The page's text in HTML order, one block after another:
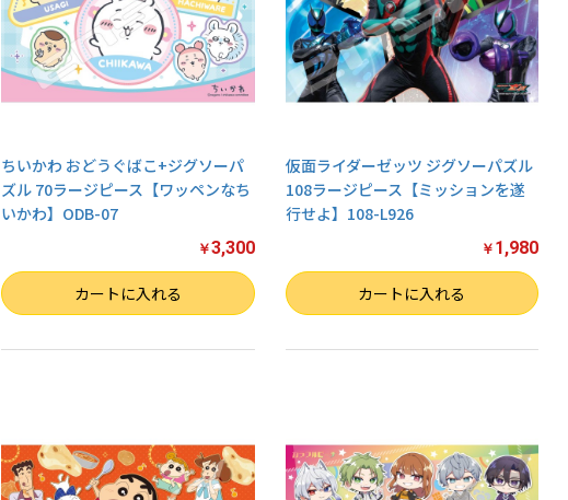
ちいかわ おどうぐばこ+ジグソーパ
ズル 70ラージピース【ワッペンなち
いかわ】ODB-07
￥3,300
数量 カートに入れる
仮面ライダーゼッツ ジグソーパズル
108ラージピース【ミッションを遂
行せよ】108-L926
￥ 1,980
数量 カートに入れる